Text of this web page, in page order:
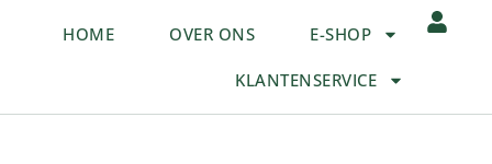
HOME OVER ONS E-SHOP
KLANTENSERVICE